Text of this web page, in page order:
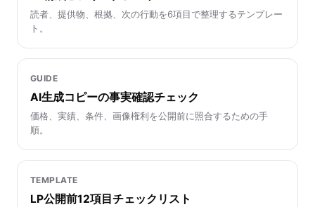
読者、提供物、根拠、次の行動を6項目で整理するテンプレー
ト。
GUIDE
AI生成コピーの事実確認チェック
価格、実績、条件、画像権利を公開前に照合するための手
順。
TEMPLATE
LP公開前12項目チェックリスト